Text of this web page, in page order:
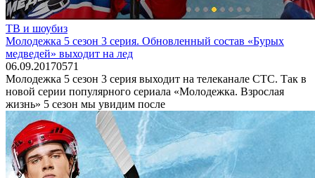
ТВ и шоубиз
Молодежка 5 сезон 3 серия. Обновленный состав «Бурых
медведей» выходит на лед
06.09.20170571
Молодежка 5 сезон 3 серия выходит на телеканале СТС. Так в
новой серии популярного сериала «Молодежка. Взрослая
жизнь» 5 сезон мы увидим после